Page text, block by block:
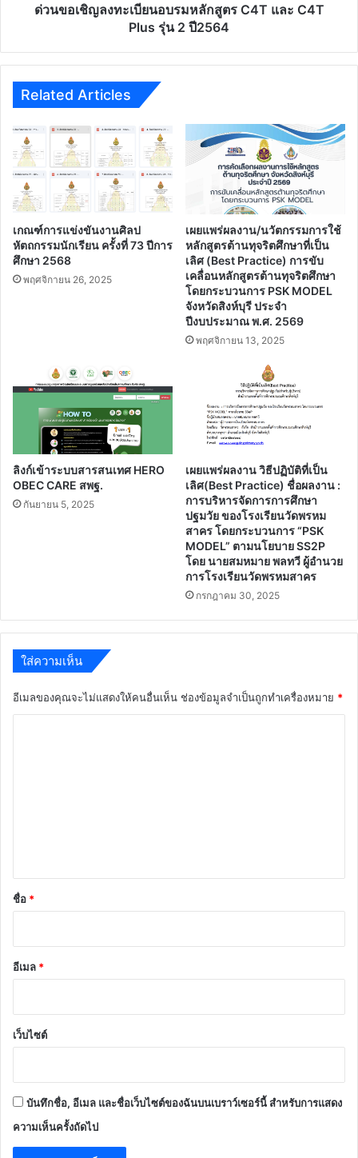
ด่วนขอเชิญลงทะเบียนอบรมหลักสูตร C4T และ C4T
Plus รุ่น 2 ปี2564
Related Articles
เกณฑ์การแข่งขันงานศิลป
หัตถกรรมนักเรียน ครั้งที่ 73 ปีการ
ศึกษา 2568
พฤศจิกายน 26, 2025
เผยแพร่ผลงาน/นวัตกรรมการใช้
หลักสูตรต้านทุจริตศึกษาที่เป็น
เลิศ (Best Practice) การขับ
เคลื่อนหลักสูตรต้านทุจริตศึกษา
โดยกระบวนการ PSK MODEL
จังหวัดสิงห์บุรี ประจํา
ปีงบประมาณ พ.ศ. 2569
พฤศจิกายน 13, 2025
ลิงก์เข้าระบบสารสนเทศ HERO
OBEC CARE สพฐ.
กันยายน 5, 2025
เผยแพร่ผลงาน วิธีปฏิบัติที่เป็น
เลิศ(Best Practice) ชื่อผลงาน :
การบริหารจัดการการศึกษา
ปฐมวัย ของโรงเรียนวัดพรหม
สาคร โดยกระบวนการ “PSK
MODEL” ตามนโยบาย SS2P
โดย นายสมหมาย พลทวี ผู้อำนวย
การโรงเรียนวัดพรหมสาคร
กรกฎาคม 30, 2025
ใส่ความเห็น
อีเมลของคุณจะไม่แสดงให้คนอื่นเห็น ช่องข้อมูลจำเป็นถูกทำเครื่องหมาย *
*
ชื่อ *
อีเมล *
เว็บไซต์
บันทึกชื่อ, อีเมล และชื่อเว็บไซต์ของฉันบนเบราว์เซอร์นี้ สำหรับการแสดง
ความเห็นครั้งถัดไป